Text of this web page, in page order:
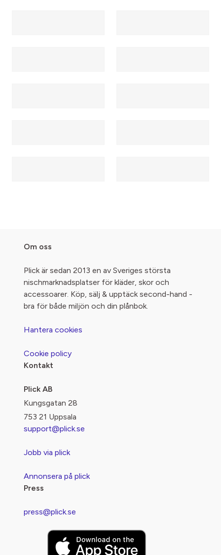
Om oss
Plick är sedan 2013 en av Sveriges största
nischmarknadsplatser för kläder, skor och
accessoarer. Köp, sälj & upptäck second-hand -
bra för både miljön och din plånbok.
Hantera cookies
Cookie policy
Kontakt
Plick AB
Kungsgatan 28
753 21 Uppsala
support@plick.se
Jobb via plick
Annonsera på plick
Press
press@plick.se